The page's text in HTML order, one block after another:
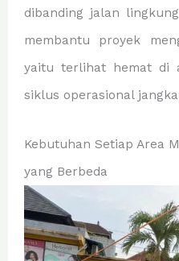
dibanding jalan
membantu proyek
yaitu terlihat hemat di
siklus operasional
Kebutuhan Setiap Area
yang Berbeda